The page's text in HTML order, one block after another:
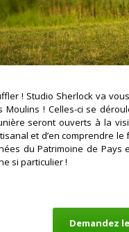
! Studio Sherlock va
Moulins ! Celles-ci se
seront ouverts à la
et d’en comprendre
du Patrimoine de
si particulier !
Demandez